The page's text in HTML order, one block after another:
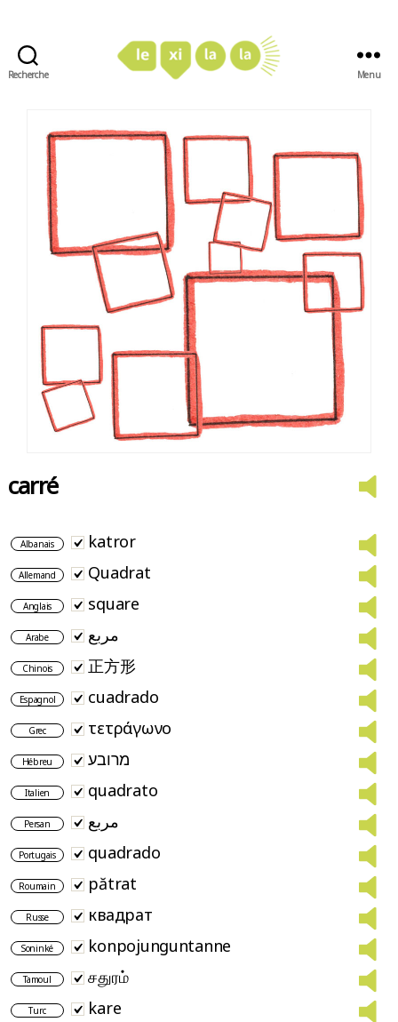
Recherche Menu
carré
Albanais katror
Allemand Quadrat
Anglais square
Arabe مربع
Chinois 正方形
Espagnol cuadrado
Grec τετράγωνο
Hébreu מרובע
Italien quadrato
Persan مربع
Portugais quadrado
Roumain pătrat
Russe квадрат
Soninké konpojunguntanne
Tamoul சதுரம்
Turc kare